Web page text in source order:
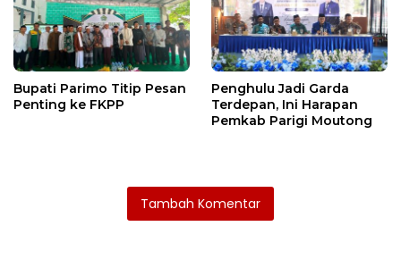
Bupati Parimo Titip Pesan
Penting ke FKPP
Penghulu Jadi Garda
Terdepan, Ini Harapan
Pemkab Parigi Moutong
Tambah Komentar